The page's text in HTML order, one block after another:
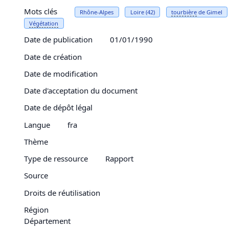
Mots clés
Rhône-Alpes Loire (42) tourbièrede Gimel
Végétation
Date de publication
01/01/1990
Date de création
Date de modification
Date d'acceptation du document
Date de dépôt légal
Langue
fra
Thème
Type de ressource
Rapport
Source
Droits de réutilisation
Région
Département